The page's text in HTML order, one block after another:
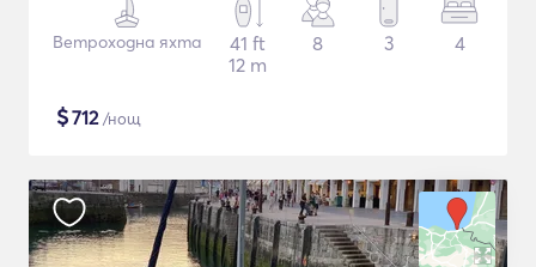
Ветроходна яхта
41 ft
12 m
8 3 4
$712/нощ